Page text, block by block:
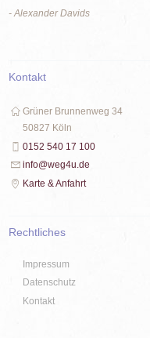
- Alexander Davids
Kontakt
Grüner Brunnenweg 34
50827 Köln
0152 540 17 100
info@weg4u.de
Karte & Anfahrt
Rechtliches
Impressum
Datenschutz
Kontakt